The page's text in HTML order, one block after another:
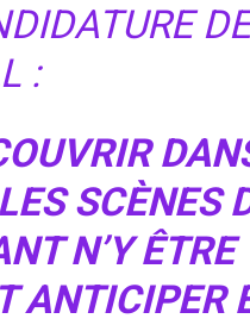
DE
:
SCÈNES
N’Y ÊTRE
ANTICIPER